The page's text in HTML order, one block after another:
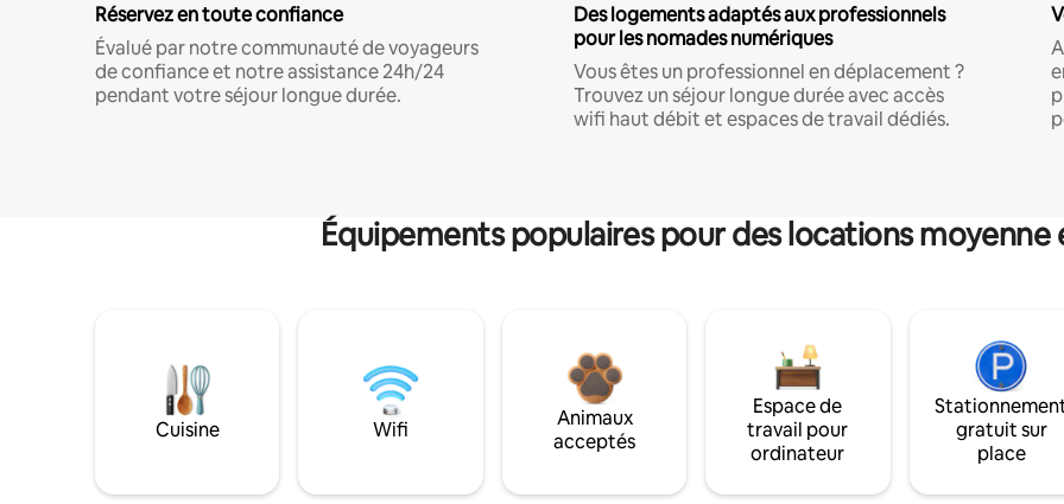
Réservez en toute confiance
Évalué par notre communauté de voyageurs
de confiance et notre assistance 24h/24
pendant votre séjour longue durée.
Des logements adaptés aux professionnels
pour les nomades numériques
Vous êtes un professionnel en déplacement ?
Trouvez un séjour longue durée avec accès
wifi haut débit et espaces de travail dédiés.
Équipements populaires pour des locations
Cuisine Wifi
Animaux
acceptés
Espace de
travail pour
ordinateur
gratuit sur
place